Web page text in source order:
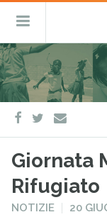
Salta
al
contenuto
Menu
facebook
twitter
e-
mail
Giornata
Rifugiato
PUBBLICATO
NOTIZIE 20